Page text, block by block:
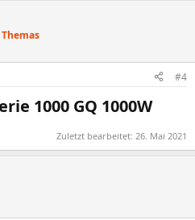
#4
1000 GQ 1000W​
Zuletzt bearbeitet: 26. Mai 2021